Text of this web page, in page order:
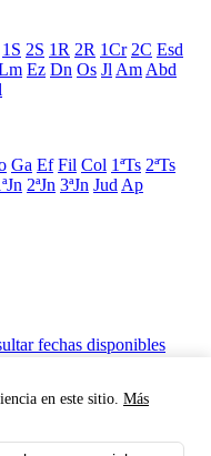
en este sitio. Más
1S 2S 1R 2R 1Cr 2C Esd
Ez Dn Os Jl Am Abd
Ga Ef Fil Col 1ªTs 2ªTs
2ªJn 3ªJn Jud Ap
fechas disponibles